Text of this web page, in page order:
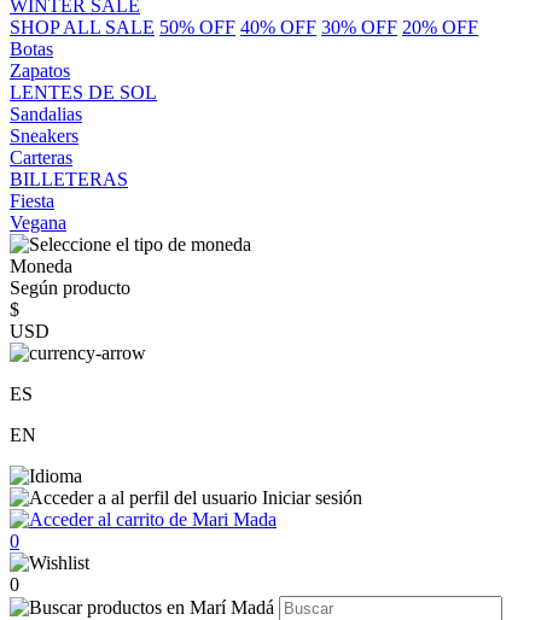
WINTER SALE
SHOP ALL SALE 50% OFF 40% OFF 30% OFF 20% OFF
Botas
Zapatos
LENTES DE SOL
Sandalias
Sneakers
Carteras
BILLETERAS
Fiesta
Vegana
Moneda
Según producto
$
USD
ES
EN
Iniciar sesión
0
0